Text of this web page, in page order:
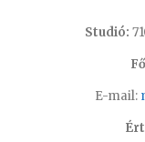
Studió:
E-mail: